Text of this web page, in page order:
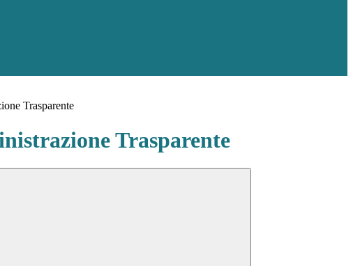
Trasparente
Trasparente